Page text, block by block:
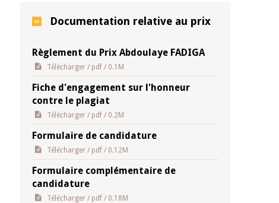
Documentation relative au prix
Règlement du Prix Abdoulaye FADIGA
Télécharger / pdf / 0.1M
Fiche d'engagement sur l'honneur
contre le plagiat
Télécharger / pdf / 0.2M
Formulaire de candidature
Télécharger / pdf / 0.12M
Formulaire complémentaire de
candidature
Télécharger / pdf / 0.18M